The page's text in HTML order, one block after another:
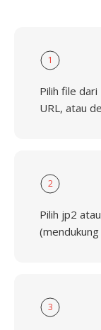
1
Pilih file
URL, atau
2
Pilih jp2
3